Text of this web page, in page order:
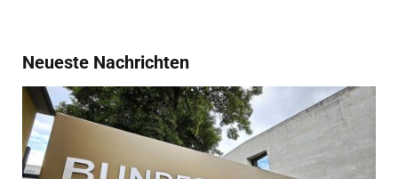
Neueste Nachrichten